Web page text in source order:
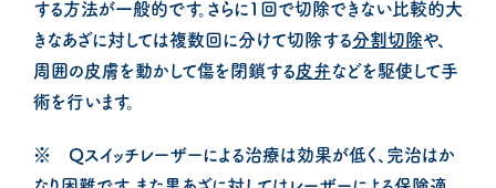
する方法が一般的です。さらに1回で切除できない比較的大
きなあざに対しては複数回に分けて切除する分割切除や、
周囲の皮膚を動かして傷を閉鎖する皮弁などを駆使して手
術を行います。
※ Qスイッチレーザーによる治療は効果が低く、完治はか